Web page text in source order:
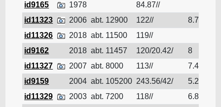
id9165
1978 84.87//
id11323
2006 abt. 12900 122// 8.7
id11326
2018 abt. 11500 119//
id9162
2018 abt. 11457 120/20.42/ 8
id11327
2007 abt. 8000 113// 7.4
id9159
2004 abt. 105200 243.56/42/ 5.2
id11329
2003 abt. 7200 118// 6.8